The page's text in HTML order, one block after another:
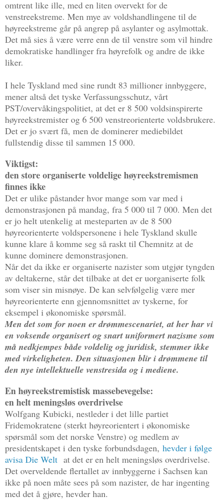
omtrent like ille, med en liten overvekt for de
venstreekstreme. Men mye av voldshandlingene til de
høyreekstreme går på angrep på asylanter og asylmottak.
Det må sies å være verre enn de til venstre som vil hindre
demokratiske handlinger fra høyrefolk og andre de ikke
liker.
I hele Tyskland med sine rundt 83 millioner innbyggere,
mener altså det tyske Verfassungsschutz, vårt
PST/overvåkingspolitiet, at det er 8 500 voldsinspirerte
høyreekstremister og 6 500 venstreorienterte voldsbrukere.
Det er jo svært få, men de dominerer mediebildet
fullstendig disse til sammen 15 000.
Viktigst:
den store organiserte voldelige høyreekstremismen
finnes ikke
Det er ulike påstander hvor mange som var med i
demonstrasjonen på mandag, fra 5 000 til 7 000. Men det
er jo helt utenkelig at mesteparten av de 8 500
høyreorienterte voldspersonene i hele Tyskland skulle
kunne klare å komme seg så raskt til Chemnitz at de
kunne dominere demonstrasjonen.
Når det da ikke er organiserte nazister som utgjør tyngden
av deltakerne, står det tilbake at det er uorganiserte folk
som viser sin misnøye. De kan selvfølgelig være mer
høyreorienterte enn gjennomsnittet av tyskerne, for
eksempel i økonomiske spørsmål.
Men det som for noen er drømmescenariet, at her har vi
en voksende organisert og snart uniformert nazisme som
må nedkjempes både voldelig og juridisk, stemmer ikke
med virkeligheten. Den situasjonen blir i drømmene til
den nye intellektuelle venstresida og i mediene.
En høyreekstremistisk massebevegelse:
en helt meningsløs overdrivelse
Wolfgang Kubicki, nestleder i det lille partiet
Fridemokratene (sterkt høyreorientert i økonomiske
spørsmål som det norske Venstre) og medlem av
presidentskapet i den tyske forbundsdagen, hevder i følge
avisa Die Welt at det er en helt meningsløs overdrivelse.
Det overveldende flertallet av innbyggerne i Sachsen kan
ikke på noen måte sees på som nazister, de har ingenting
med det å gjøre, hevder han.